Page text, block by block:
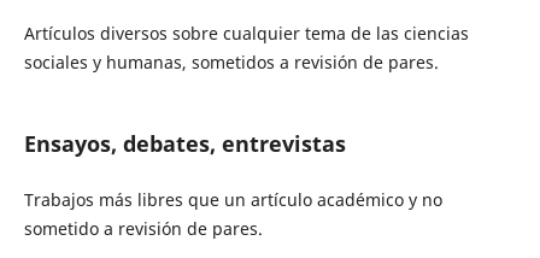
Artículos diversos sobre cualquier tema de las ciencias
sociales y humanas, sometidos a revisión de pares.
Ensayos, debates, entrevistas
Trabajos más libres que un artículo académico y no
sometido a revisión de pares.